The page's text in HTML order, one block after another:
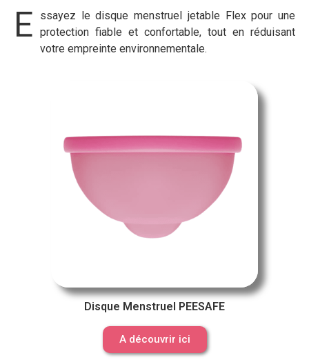
E
ssayez le disque menstruel jetable Flex pour une
protection fiable et confortable, tout en réduisant
votre empreinte environnementale.
Disque Menstruel PEESAFE
A découvrir ici